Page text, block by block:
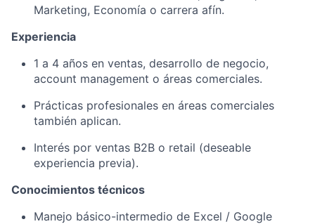
Marketing, Economía o carrera afín.
Experiencia
1 a 4 años en ventas, desarrollo de negocio,
account management o áreas comerciales.
Prácticas profesionales en áreas comerciales
también aplican.
Interés por ventas B2B o retail (deseable
experiencia previa).
Conocimientos técnicos
Manejo básico-intermedio de Excel / Google